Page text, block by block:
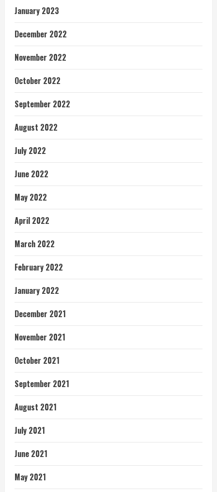
January 2023
December 2022
November 2022
October 2022
September 2022
August 2022
July 2022
June 2022
May 2022
April 2022
March 2022
February 2022
January 2022
December 2021
November 2021
October 2021
September 2021
August 2021
July 2021
June 2021
May 2021